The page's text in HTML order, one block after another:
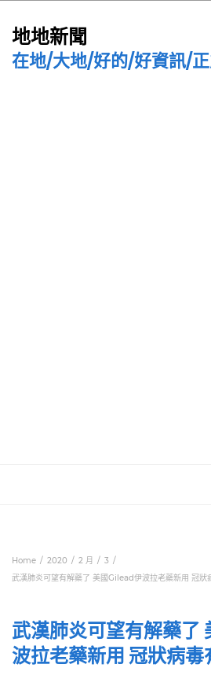
地地新聞
在地/大地/好的/好資訊/
Home 2020 2 月
3
武漢肺炎可望有解藥了 美國Gilead伊波拉老藥新用 冠狀
武漢肺炎可望有解藥
波拉老藥新用 冠狀病毒